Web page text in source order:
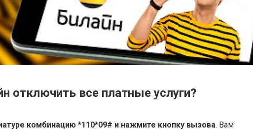
отключить все платные услуги?
комбинацию *110*09# и нажмите кнопку вызова. Вам